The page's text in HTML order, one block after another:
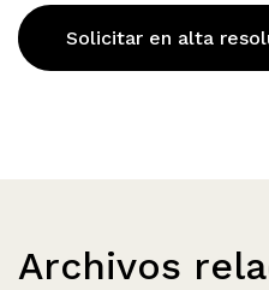
Solicitar en alta
Archivos